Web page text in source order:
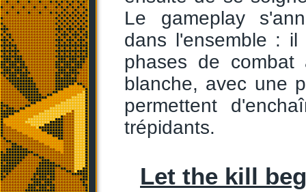
Le gameplay
dans l'ensemble : il
phases de
blanche, avec une
permettent
trépidants.
Let the kill